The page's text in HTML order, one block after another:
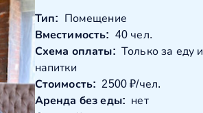
Тип:
Помещение
Вместимость: 40 чел.
Схема оплаты: Только за еду и
напитки
Стоимость: 2500 ₽/чел.
Аренда без еды: нет